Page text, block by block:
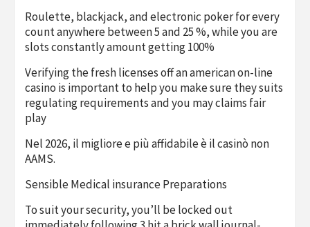
Roulette, blackjack, and electronic poker for every
count anywhere between 5 and 25 %, while you are
slots constantly amount getting 100%
Verifying the fresh licenses off an american on-line
casino is important to help you make sure they suits
regulating requirements and you may claims fair
play
Nel 2026, il migliore e più affidabile è il casinò non
AAMS.
Sensible Medical insurance Preparations
To suit your security, you’ll be locked out